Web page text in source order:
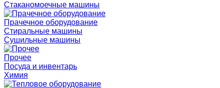
Стаканомоечные машины
Прачечное оборудование
Стиральные машины
Сушильные машины
Прочее
Посуда и инвентарь
Химия